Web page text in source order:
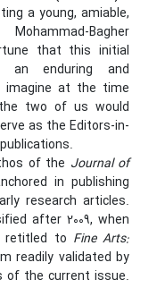
a young, amiable,
Bagher
that this initial
an enduring and
at the time
two of us would
as the Editors-in-
of the Journal of
in publishing
research articles.
after 2009, when
retitled to Fine Arts:
readily validated by
of the current issue.